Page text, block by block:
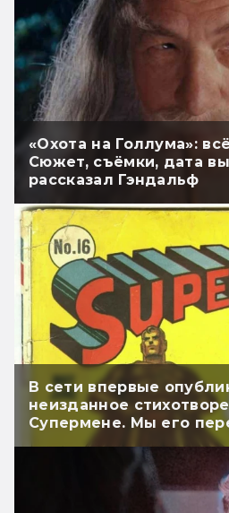
«Охота на Голлума»:
Сюжет, съёмки, дата
рассказал Гэндальф
В сети впервые
неизданное
Супермене. Мы его